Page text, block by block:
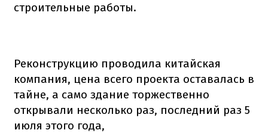
строительные работы.
Реконструкцию проводила китайская
компания, цена всего проекта оставалась в
тайне, а само здание торжественно
открывали несколько раз, последний раз 5
июля этого года,